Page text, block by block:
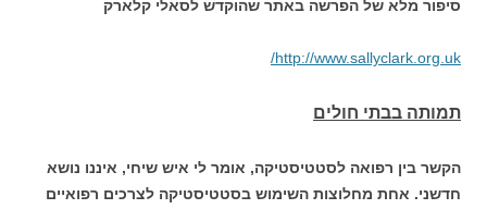
סיפור מלא של הפרשה באתר שהוקדש לסאלי קלארק
http://www.sallyclark.org.uk/
תמותה בבתי חולים
הקשר בין רפואה לסטטיסטיקה, אומר לי איש שיחי, איננו נושא
חדשני. אחת מחלוצות השימוש בסטטיסטיקה לצרכים רפואיים